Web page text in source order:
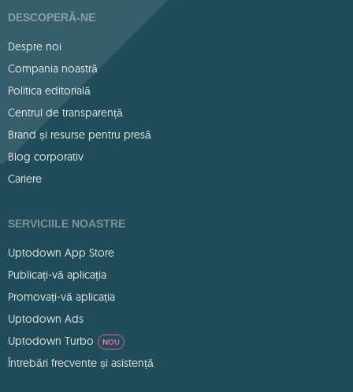
DESCOPERĂ-NE
Despre noi
Compania noastră
Politica editorială
Centrul de transparență
Brand și resurse pentru presă
Blog corporativ
Cariere
SERVICIILE NOASTRE
Uptodown App Store
Publicați-vă aplicația
Promovați-vă aplicația
Uptodown Ads
Uptodown Turbo
NOU
Întrebări frecvente și asistență